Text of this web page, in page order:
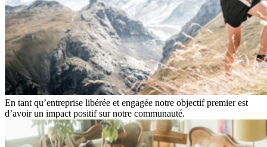
En tant qu’entreprise libérée et engagée notre objectif premier est
d’avoir un impact positif sur notre communauté.